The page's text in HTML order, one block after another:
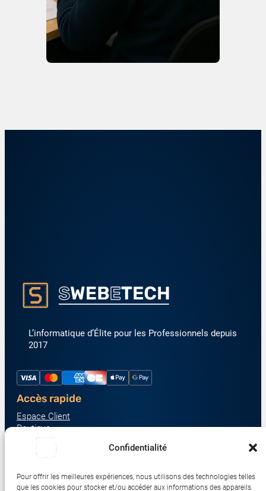
Confidentialité
Pour offrir les meilleures expériences, nous utilisons des technologies telles
que les cookies pour stocker et/ou accéder aux informations des appareils.
L’informatique d’Élite pour les Professionnels depuis
2017
Accès rapide
Espace Client
Boutique
À propos
Nous contacter
Écrans & Moniteurs